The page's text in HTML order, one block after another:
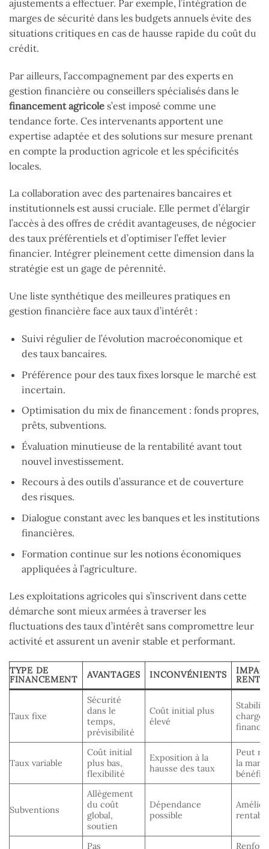
ajustements à effectuer. Par exemple, l’intégration de
marges de sécurité dans les budgets annuels évite des
situations critiques en cas de hausse rapide du coût du
crédit.
Par ailleurs, l’accompagnement par des experts en
gestion financière ou conseillers spécialisés dans le
financement agricole s’est imposé comme une
tendance forte. Ces intervenants apportent une
expertise adaptée et des solutions sur mesure prenant
en compte la production agricole et les spécificités
locales.
La collaboration avec des partenaires bancaires et
institutionnels est aussi cruciale. Elle permet d’élargir
l’accès à des offres de crédit avantageuses, de négocier
des taux préférentiels et d’optimiser l’effet levier
financier. Intégrer pleinement cette dimension dans la
stratégie est un gage de pérennité.
Une liste synthétique des meilleures pratiques en
gestion financière face aux taux d’intérêt :
Suivi régulier de l’évolution macroéconomique et
des taux bancaires.
Préférence pour des taux fixes lorsque le marché est
incertain.
Optimisation du mix de financement : fonds propres,
prêts, subventions.
Évaluation minutieuse de la rentabilité avant tout
nouvel investissement.
Recours à des outils d’assurance et de couverture
des risques.
Dialogue constant avec les banques et les institutions
financières.
Formation continue sur les notions économiques
appliquées à l’agriculture.
Les exploitations agricoles qui s’inscrivent dans cette
démarche sont mieux armées à traverser les
fluctuations des taux d’intérêt sans compromettre leur
activité et assurent un avenir stable et performant.
TYPE DE
FINANCEMENT
AVANTAGES INCONVÉNIENTS
Taux fixe
Sécurité
dans le
temps,
prévisibilité
Coût initial plus
élevé
charges
Taux variable
Coût initial
plus bas,
flexibilité
Exposition à la
hausse des taux
Peut
la
Subventions
Allègement
du coût
global,
soutien
Dépendance
possible
Pas